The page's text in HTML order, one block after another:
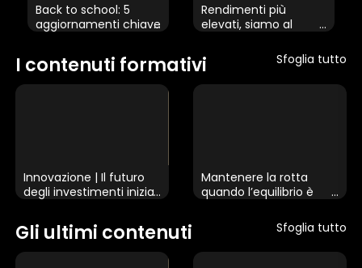
Back to school: 5
aggiornamenti chiave
Rendimenti più
elevati, siamo al
I contenuti formativi Sfoglia tutto
Innovazione | Il futuro
degli investimenti inizia
Mantenere la rotta
quando l’equilibrio è
Gli ultimi contenuti Sfoglia tutto
×
5 stars
4 stars
3 stars
2 stars
1 star